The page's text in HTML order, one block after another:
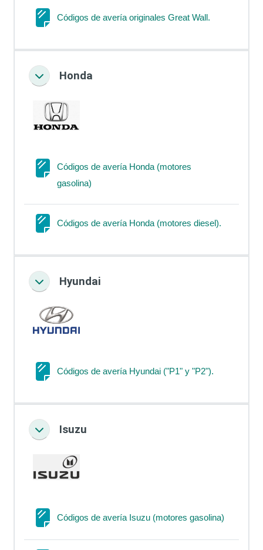
Códigos de avería originales Great Wall.
ColapsarHonda
Códigos de avería Honda (motores
gasolina)
Códigos de avería Honda (motores diesel).
ColapsarHyundai
Códigos de avería Hyundai ("P1" y "P2").
ColapsarIsuzu
Códigos de avería Isuzu (motores gasolina)